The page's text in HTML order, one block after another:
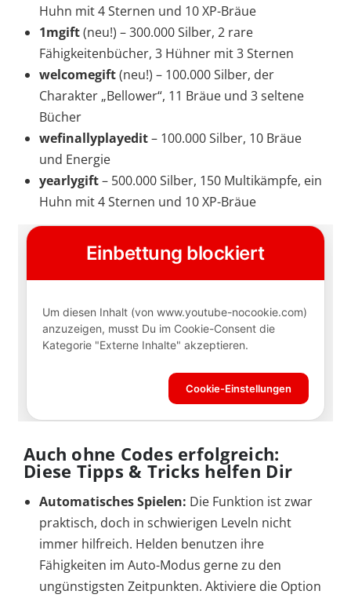
Huhn mit 4 Sternen und 10 XP-Bräue
1mgift(neu!) – 300.000 Silber, 2 rare
Fähigkeitenbücher, 3 Hühner mit 3 Sternen
welcomegift(neu!) – 100.000 Silber, der
Charakter „Bellower“, 11 Bräue und 3 seltene
Bücher
wefinallyplayedit– 100.000 Silber, 10 Bräue
und Energie
yearlygift– 500.000 Silber, 150 Multikämpfe, ein
Huhn mit 4 Sternen und 10 XP-Bräue
Auch ohne Codes erfolgreich:
Diese Tipps & Tricks helfen Dir
Automatisches Spielen: Die Funktion ist zwar
praktisch, doch in schwierigen Leveln nicht
immer hilfreich. Helden benutzen ihre
Fähigkeiten im Auto-Modus gerne zu den
ungünstigsten Zeitpunkten. Aktiviere die Option